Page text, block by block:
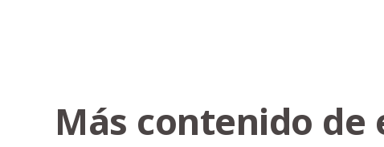
Más contenido de